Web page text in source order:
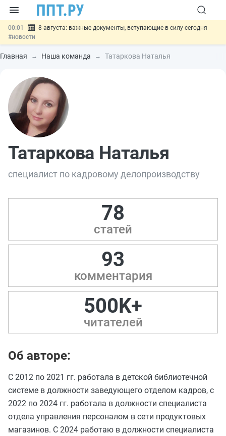
00:01
8 августа: важные документы, вступающие в силу сегодня
#новости
07.08 Подписан закон о блокировке продажи опасных товаров через
«Честный знак»#новости
07.08
Госпошлину за устранение ошибок в документах предлагают
отменить
#новости
07.08
Важно
Разработают единые критерии трудовых и ГПХ-
отношений #новости
Главная Наша команда Татаркова Наталья
Татаркова Наталья
специалист по кадровому делопроизводству
78
статей
93
комментария
500K+
читателей
Об авторе:
С 2012 по 2021 гг. работала в детской библиотечной
системе в должности заведующего отделом кадров, с
2022 по 2024 гг. работала в должности специалиста
отдела управления персоналом в сети продуктовых
магазинов. С 2024 работаю в должности специалиста